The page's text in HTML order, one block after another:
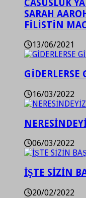
CASUSLUK
SARAH
FİLİSTİN
13/06/2021
GİDERLERSE
16/03/2022
06/03/2022
İŞTE SİZİN
20/02/2022